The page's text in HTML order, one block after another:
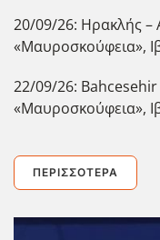
20/09/26: Ηρακλής
«Μαυροσκούφεια»,
22/09/26:
«Μαυροσκούφεια»,
ΠΕΡΙΣΣΌΤΕΡΑ